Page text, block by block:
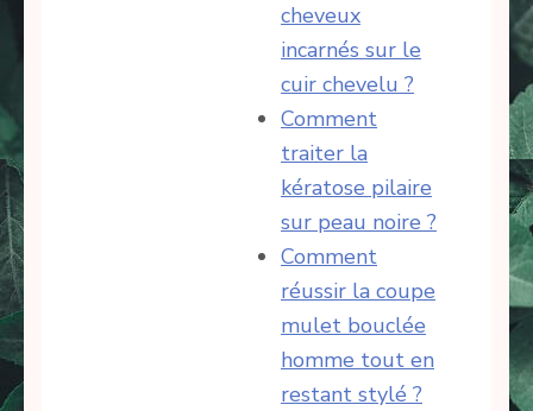
cheveux
incarnés sur le
cuir chevelu ?
Comment
traiter la
kératose pilaire
sur peau noire ?
Comment
réussir la coupe
mulet bouclée
homme tout en
restant stylé ?